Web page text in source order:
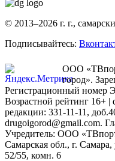
© 2013–2026 г. г.,
Подписывайтесь:
ООО
город».
Регистрационный номер
Возрастной рейтинг 16+ |
редакции: 331-11-11,
drugoigorod@gmail.com.
Учредитель: ООО
Самарская обл., г.
52/55, комн. 6